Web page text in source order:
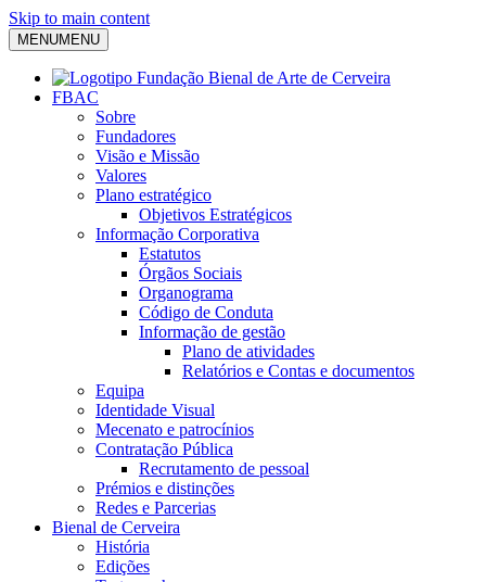
Skip to main content
MENUMENU
FBAC
Sobre
Fundadores
Visão e Missão
Valores
Plano estratégico
Objetivos Estratégicos
Informação Corporativa
Estatutos
Órgãos Sociais
Organograma
Código de Conduta
Informação de gestão
Plano de atividades
Relatórios e Contas e documentos
Equipa
Identidade Visual
Mecenato e patrocínios
Contratação Pública
Recrutamento de pessoal
Prémios e distinções
Redes e Parcerias
Bienal de Cerveira
História
Edições